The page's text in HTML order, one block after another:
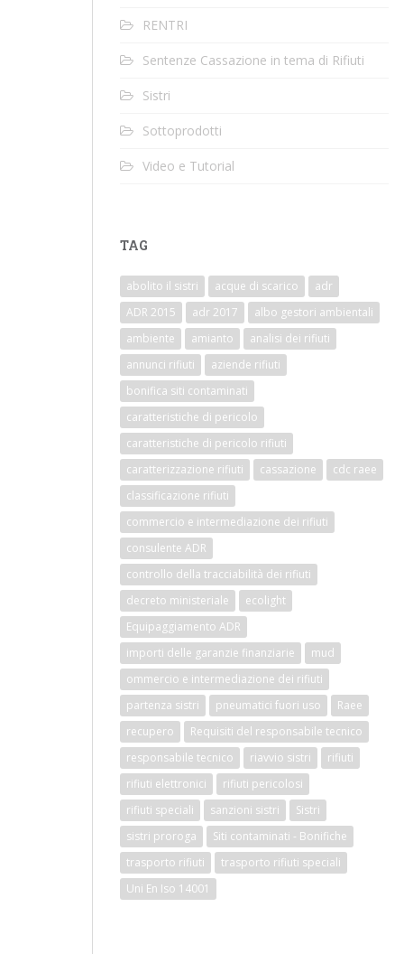
RENTRI
Sentenze Cassazione in tema di Rifiuti
Sistri
Sottoprodotti
Video e Tutorial
TAG
abolito il sistri acque di scarico
adr
ADR 2015
adr 2017
albo gestori ambientali
ambiente
amianto
analisi dei rifiuti
annunci rifiuti
aziende rifiuti
bonifica siti contaminati
caratteristiche di pericolo
caratteristiche di pericolo rifiuti
caratterizzazione rifiuti
cassazione
cdc raee
classificazione rifiuti
commercio e intermediazione dei rifiuti
consulente ADR
controllo della tracciabilità dei rifiuti
decreto ministeriale
ecolight
Equipaggiamento ADR
importi delle garanzie finanziarie
mud
ommercio e intermediazione dei rifiuti
partenza sistri
pneumatici fuori uso
Raee
recupero
Requisiti del responsabile tecnico
responsabile tecnico
riavvio sistri
rifiuti
rifiuti elettronici
rifiuti pericolosi
rifiuti speciali
sanzioni sistri
Sistri
sistri proroga
Siti contaminati - Bonifiche
trasporto rifiuti
trasporto rifiuti speciali
Uni En Iso 14001